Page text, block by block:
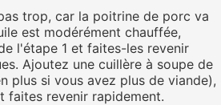
trop, car la poitrine de porc va
est modérément chauffée,
l'étape 1 et faites-les revenir
Ajoutez une cuillère à soupe de
plus si vous avez plus de viande),
faites revenir rapidement.